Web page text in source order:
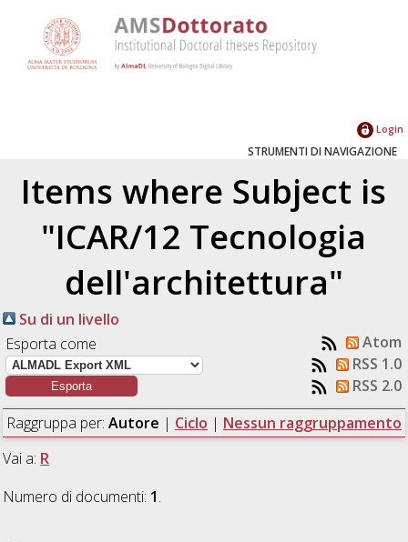
Login
STRUMENTI DI NAVIGAZIONE
Items where Subject is
"ICAR/12 Tecnologia
dell'architettura"
Su di un livello
Esporta come
Atom
RSS 1.0
RSS 2.0
Raggruppa per: Autore | Ciclo | Nessun raggruppamento
Vai a: R
Numero di documenti: 1.